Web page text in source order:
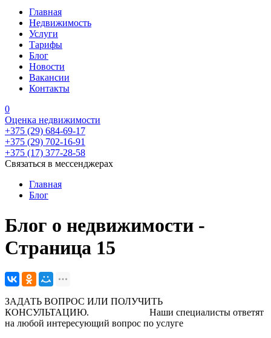
Главная
Недвижимость
Услуги
Тарифы
Блог
Новости
Вакансии
Контакты
0
Оценка недвижимости
+375 (29) 684-69-17
+375 (29) 702-16-91
+375 (17) 377-28-58
Связаться в мессенджерах
Главная
Блог
Блог о недвижимости -
Страница 15
ЗАДАТЬ ВОПРОС ИЛИ ПОЛУЧИТЬ
КОНСУЛЬТАЦИЮ. Наши специалисты ответят
на любой интересующий вопрос по услуге